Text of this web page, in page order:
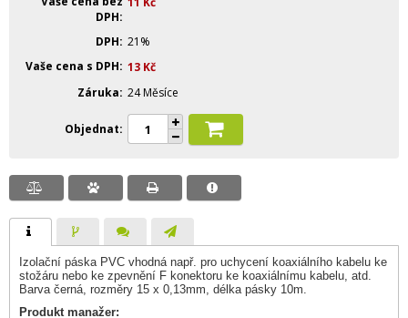
DPH
DPH 21%
Vaše cena s DPH 13 Kč
Záruka 24 Měsíce
Objednat
Izolační páska PVC vhodná např. pro uchycení koaxiálního kabelu ke
stožáru nebo ke zpevnění F konektoru ke koaxiálnímu kabelu, atd.
Barva černá, rozměry 15 x 0,13mm, délka pásky 10m.
Produkt manažer: